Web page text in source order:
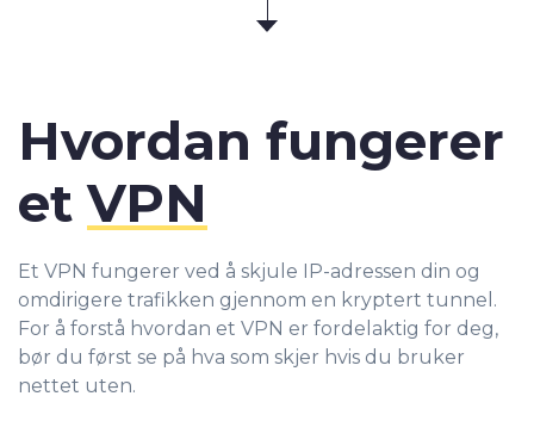
Hvordan fungerer
etVPN
Et VPN fungerer ved å skjule IP-adressen din og
omdirigere trafikken gjennom en kryptert tunnel.
For å forstå hvordan et VPN er fordelaktig for deg,
bør du først se på hva som skjer hvis du bruker
nettet uten.